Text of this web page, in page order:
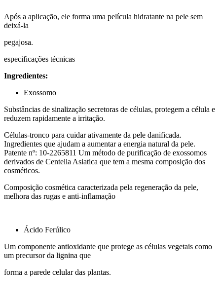
Após a aplicação, ele forma uma película hidratante na pele sem
deixá-la
pegajosa.
especificações técnicas
Ingredientes:
Exossomo
Substâncias de sinalização secretoras de células, protegem a célula e
reduzem rapidamente a irritação.
Células-tronco para cuidar ativamente da pele danificada.
Ingredientes que ajudam a aumentar a energia natural da pele.
Patente nº: 10-2265811 Um método de purificação de exossomos
derivados de Centella Asiatica que tem a mesma composição dos
cosméticos.
Composição cosmética caracterizada pela regeneração da pele,
melhora das rugas e anti-inflamação
Ácido Ferúlico
Um componente antioxidante que protege as células vegetais como
um precursor da lignina que
forma a parede celular das plantas.